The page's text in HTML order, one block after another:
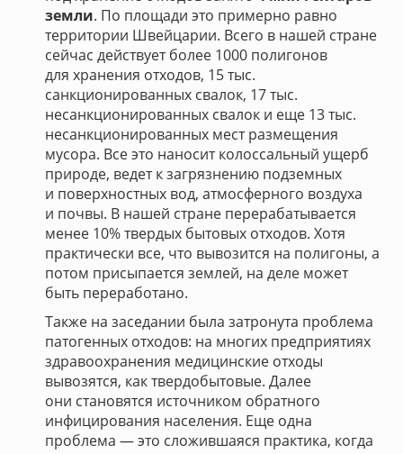
земли. По площади это примерно равно
территории Швейцарии. Всего в нашей стране
сейчас действует более 1000 полигонов
для хранения отходов, 15 тыс.
санкционированных свалок, 17 тыс.
несанкционированных свалок и еще 13 тыс.
несанкционированных мест размещения
мусора. Все это наносит колоссальный ущерб
природе, ведет к загрязнению подземных
и поверхностных вод, атмосферного воздуха
и почвы. В нашей стране перерабатывается
менее 10% твердых бытовых отходов. Хотя
практически все, что вывозится на полигоны, а
потом присыпается землей, на деле может
быть переработано.
Также на заседании была затронута проблема
патогенных отходов: на многих предприятиях
здравоохранения медицинские отходы
вывозятся, как твердобытовые. Далее
они становятся источником обратного
инфицирования населения. Еще одна
проблема — это сложившаяся практика, когда